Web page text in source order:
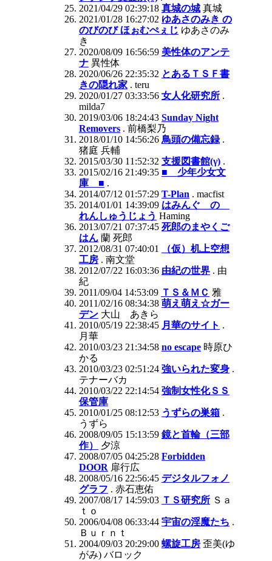
2021/04/29 02:39:18 真城の城 真城
2021/01/28 16:27:02 ゆあさのみき の
のびのび ほぉむぺぇじ ゆあさのみ
き
2020/08/09 16:56:59 美性体のアンテ
ナ 異性体
2020/06/26 22:35:32 とあるＴＳＦ書
きの隠れ家 . teru
2020/01/27 03:33:56 女人化研究所 .
milda7
2019/03/06 18:24:43 Sunday Night
Removers . 前橋梨乃
2018/01/10 14:56:26 鳥頭の備忘録 .
猪庭 兵輔
2015/03/30 11:52:32 支援図書館(γ) .
2015/02/16 21:49:35 ■ 少年少女文
庫 ■ .
2014/07/12 01:57:29 T-Plan . macfist
2014/01/01 14:39:09 はみんぐ の
れんしゅうじょう Haming
2013/07/21 07:37:45 死郎のまやくご
はん 蘭 死郎
2012/08/31 07:40:01
（仮）机上空想
工房 . 南文堂
2012/07/22 16:03:36 由紀の世界 . 由
紀
2011/09/04 14:53:09 ＴＳ＆ＭＣ 雅
2011/02/16 08:34:38 萌え萌え☆ガー
デン 大山 あきら
2010/05/19 22:38:45 月華のサイト .
月華
2010/03/23 21:34:58 no escape 時原ひ
かる
2010/03/23 02:51:24 強いられた変身 .
テナーバカ
2010/03/22 22:14:54 強制女性化ＳＳ
保管庫
2010/01/25 08:12:53 うずらの巣箱 .
うずら
2008/09/05 15:13:59 鏡と首輪（三部
作）
夕涼
2008/07/05 04:25:28 Forbidden
DOOR 扉行広
2008/05/16 22:56:45 デジタルフォノ
グラフ . 赤石恵佑
2007/08/17 14:59:03 ＴＳ研究所 Ｓａ
ｔｏ
2006/04/08 06:33:44 宇宙の淫魔たち .
Ｂｕｒｎｔ
2004/09/03 20:29:00 螺旋工房 歪美(ゆ
がみ) バロック